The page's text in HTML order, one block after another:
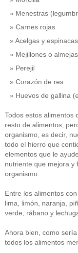
Menestras
Carnes rojas
Acelgas y espinacas
Mejillones o almejas
Perejil
Corazón de res
Huevos de gallina
Todos estos alimentos
resto de alimentos,
organismo, es decir,
todo el hierro que
elementos que le
nutriente que mejora y
organismo.
Entre los alimentos
lima, limón, naranja,
verde, rábano y
Ahora bien, como
todos los alimentos